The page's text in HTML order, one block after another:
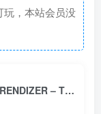
玩，本站会员没
UFO战士格赛弗 狼群盛宴/UFO ROBOT GRENDIZER – The Feast of the Wolves